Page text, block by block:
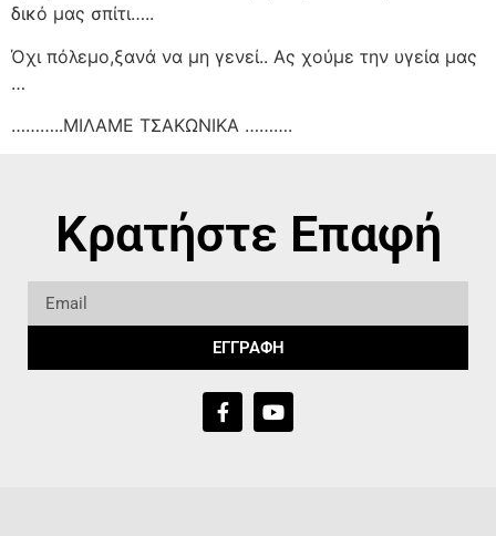
δικό μας σπίτι…..
Όχι πόλεμο,ξανά να μη γενεί.. Ας χούμε την υγεία μας
…
………..ΜΙΛΑΜΕ ΤΣΑΚΩΝΙΚΑ ……….
Κρατήστε Επαφή
ΕΓΓΡΑΦΗ